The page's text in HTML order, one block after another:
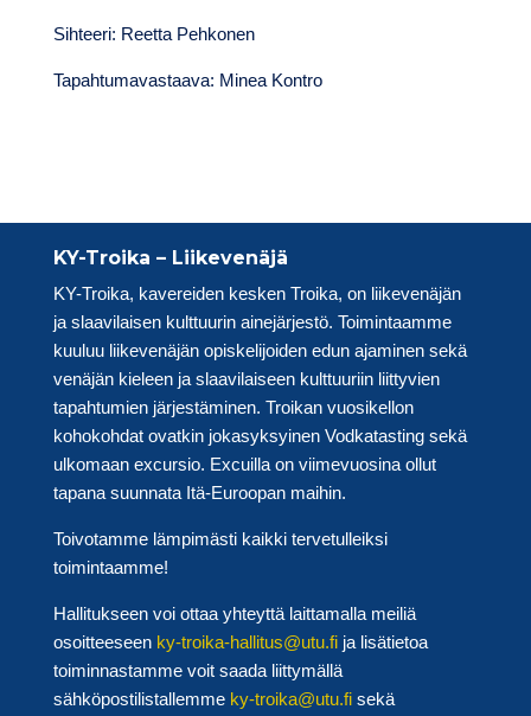
Sihteeri: Reetta Pehkonen
Tapahtumavastaava: Minea Kontro
KY-Troika – Liikevenäjä
KY-Troika, kavereiden kesken Troika, on liikevenäjän
ja slaavilaisen kulttuurin ainejärjestö. Toimintaamme
kuuluu liikevenäjän opiskelijoiden edun ajaminen sekä
venäjän kieleen ja slaavilaiseen kulttuuriin liittyvien
tapahtumien järjestäminen. Troikan vuosikellon
kohokohdat ovatkin jokasyksyinen Vodkatasting sekä
ulkomaan excursio. Excuilla on viimevuosina ollut
tapana suunnata Itä-Euroopan maihin.
Toivotamme lämpimästi kaikki tervetulleiksi
toimintaamme!
Hallitukseen voi ottaa yhteyttä laittamalla meiliä
osoitteeseen ky-troika-hallitus@utu.fija lisätietoa
toiminnastamme voit saada liittymällä
sähköpostilistallemme ky-troika@utu.fisekä